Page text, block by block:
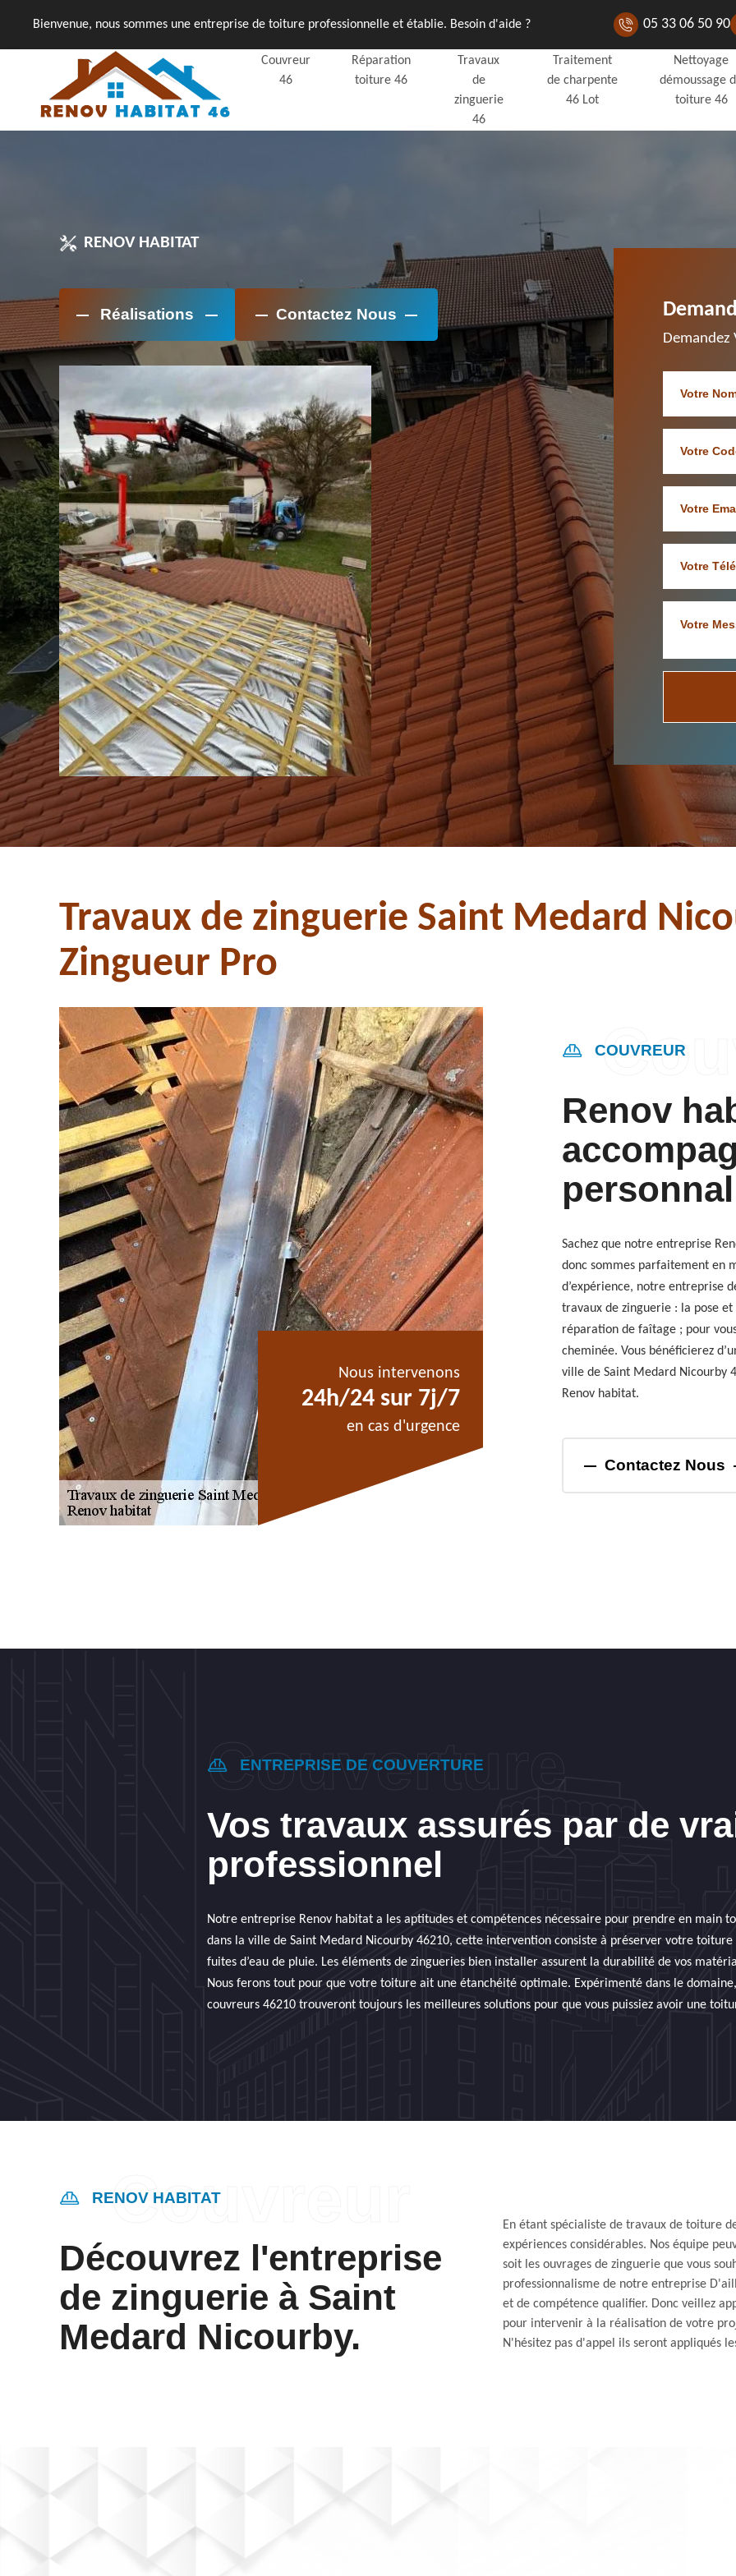
Bienvenue, nous sommes une entreprise de toiture professionnelle et établie. Besoin d'aide ? 05 33 06 50 90
Couvreur
46
Réparation
toiture 46
Travaux
de
zinguerie
46
Traitement
de charpente
46 Lot
Nettoyage
démoussage
toiture 46
RENOV HABITAT
Réalisations Contactez Nous
Demandez
Travaux de zinguerie Saint Medard
Zingueur Pro
Nous intervenons
24h/24 sur 7j/7
en cas d'urgence
COUVREUR
Renov
Sachez que notre entreprise
donc sommes parfaitement en
d’expérience, notre entreprise
travaux de zinguerie : la pose
réparation de faîtage ; pour
cheminée. Vous bénéficierez
ville de Saint Medard Nicourby
Renov habitat.
Contactez Nous
ENTREPRISE DE COUVERTURE
Vos travaux assurés par de
professionnel
Notre entreprise Renov habitat a les aptitudes et compétences nécessaire pour prendre en main
dans la ville de Saint Medard Nicourby 46210, cette intervention consiste à préserver votre
fuites d’eau de pluie. Les éléments de zingueries bien installer assurent la durabilité de vos
Nous ferons tout pour que votre toiture ait une étanchéité optimale. Expérimenté dans le
couvreurs 46210 trouveront toujours les meilleures solutions pour que vous puissiez avoir une
RENOV HABITAT
Découvrez l'entreprise
de zinguerie à Saint
Medard Nicourby.
En étant spécialiste de travaux de toiture
expériences considérables. Nos équipe
soit les ouvrages de zinguerie que vous
professionnalisme de notre entreprise
et de compétence qualifier. Donc veillez
pour intervenir à la réalisation de votre
N'hésitez pas d'appel ils seront appliqués